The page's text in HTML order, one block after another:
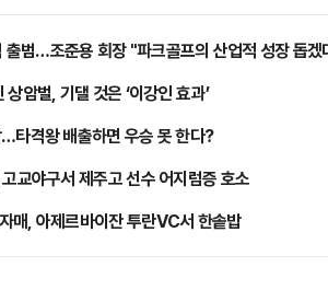
출범…조준용 회장 "파크골프의 산업적 성장 돕겠
암벌, 기댈 것은 ‘이강인 효과’
타격왕 배출하면 우승 못 한다?
고교야구서 제주고 선수 어지럼증 호소
매, 아제르바이잔 투란VC서 한솥밥